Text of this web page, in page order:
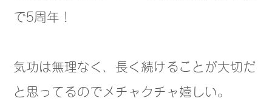
で5周年！
気功は無理なく、長く続けることが大切だ
と思ってるのでメチャクチャ嬉しい。